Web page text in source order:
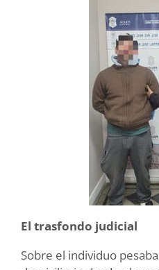
El trasfondo judicial
Sobre el individuo